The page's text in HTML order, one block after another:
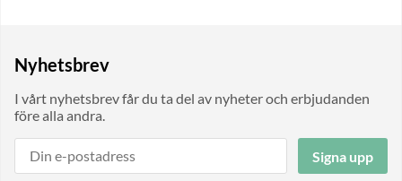
Nyhetsbrev
I vårt nyhetsbrev får du ta del av nyheter och erbjudanden
före alla andra.
Signa upp